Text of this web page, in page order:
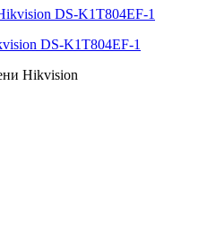
DS-K1T804EF-1
Hikvision